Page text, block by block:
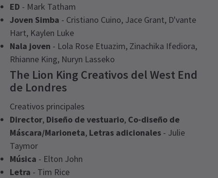
ED - Mark Tatham
Joven Simba - Cristiano Cuino, Jace Grant, D'vante
Hart, Kaylen Luke
Nala joven - Lola Rose Etuazim, Zinachika Ifediora,
Rhianne King, Nuryn Lasseko
The Lion King Creativos del West End
de Londres
Creativos principales
Director, Diseño de vestuario, Co-diseño de
Máscara/Marioneta, Letras adicionales - Julie
Taymor
Música - Elton John
Letra - Tim Rice